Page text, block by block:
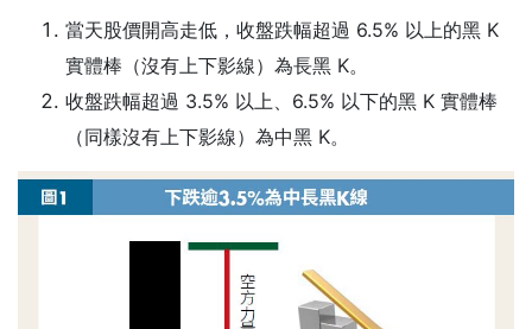
當天股價開高走低，收盤跌幅超過 6.5% 以上的黑 K
實體棒（沒有上下影線）為長黑 K。
收盤跌幅超過 3.5% 以上、6.5% 以下的黑 K 實體棒
（同樣沒有上下影線）為中黑 K。